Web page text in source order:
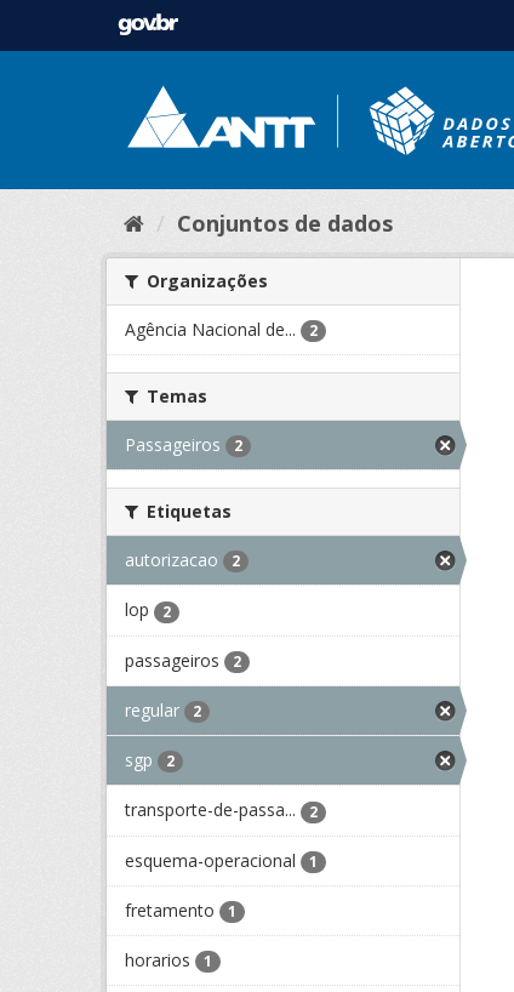
Conjuntos de dados
Organizações
Agência Nacional de... 2
Temas
Passageiros 2
Etiquetas
autorizacao 2
lop 2
passageiros 2
regular 2
sgp 2
transporte-de-passa... 2
esquema-operacional 1
fretamento 1
horarios 1